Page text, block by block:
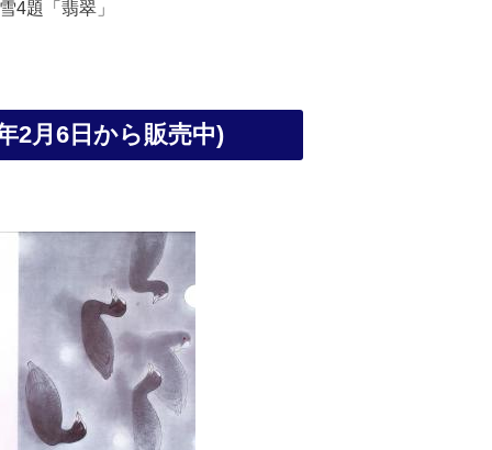
4題「翡翠」
2月6日から販売中)